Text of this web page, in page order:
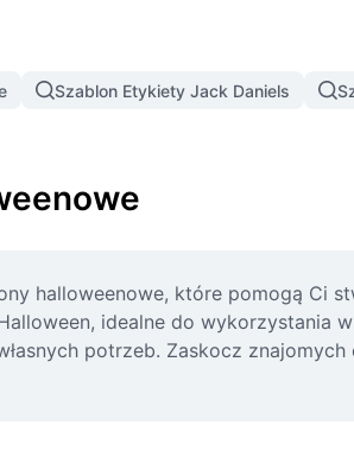
Szablon Etykiety Jack Daniels
halloweenowe, które pomogą Ci
idealne do wykorzystania
potrzeb. Zaskocz